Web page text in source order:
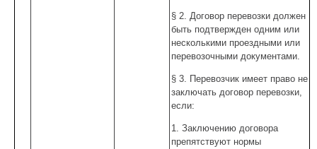
§ 2. Договор перевозки должен
быть подтвержден одним или
несколькими проездными или
перевозочными документами.
§ 3. Перевозчик имеет право не
заключать договор перевозки,
если:
1. Заключению договора
препятствуют нормы